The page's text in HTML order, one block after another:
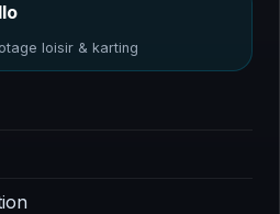
loisir & karting